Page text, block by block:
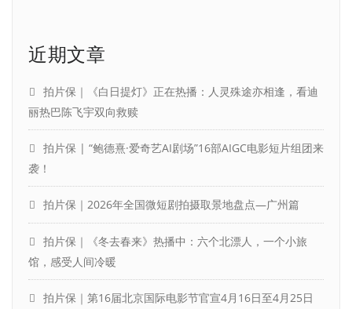
近期文章
拍片保｜《白日提灯》正在热播：人灵殊途亦相逢，看迪
丽热巴陈飞宇双向救赎
拍片保 | “鲍德熹·爱奇艺AI剧场”16部AIGC电影短片组团来
袭！
拍片保｜2026年全国微短剧拍摄取景地盘点—广州篇
拍片保｜《冬去春来》热播中：六个北漂人，一个小旅
馆，感受人间冷暖
拍片保｜第16届北京国际电影节官宣4月16日至4月25日